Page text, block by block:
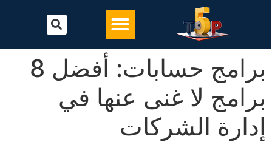
برامج حسابات: أفضل 8
برامج لا غنى عنها في
إدارة الشركات